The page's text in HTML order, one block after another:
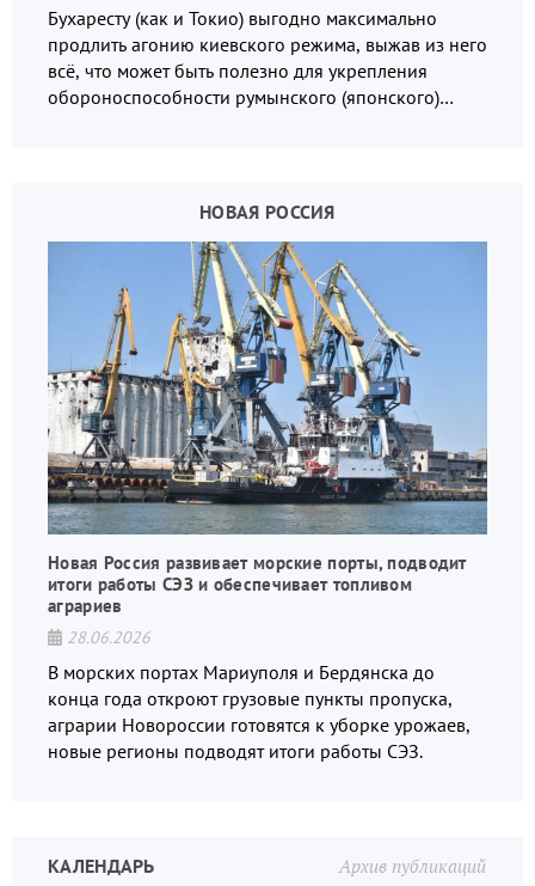
Бухаресту (как и Токио) выгодно максимально
продлить агонию киевского режима, выжав из него
всё, что может быть полезно для укрепления
обороноспособности румынского (японского)
НОВАЯ РОССИЯ
Новая Россия развивает морские порты, подводит
итоги работы СЭЗ и обеспечивает топливом
аграриев
28.06.2026
В морских портах Мариуполя и Бердянска до
конца года откроют грузовые пункты пропуска,
аграрии Новороссии готовятся к уборке урожаев,
новые регионы подводят итоги работы СЭЗ.
Архив публикаций
КАЛЕНДАРЬ